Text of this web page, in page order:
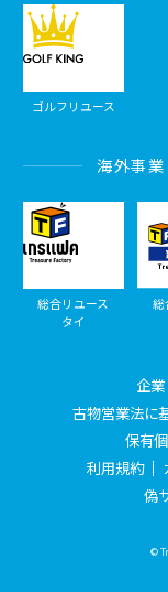
ゴルフリユース
海外事業
総合リユース
タイ
総
企
古物営業法に
保有
利用規約
偽
©